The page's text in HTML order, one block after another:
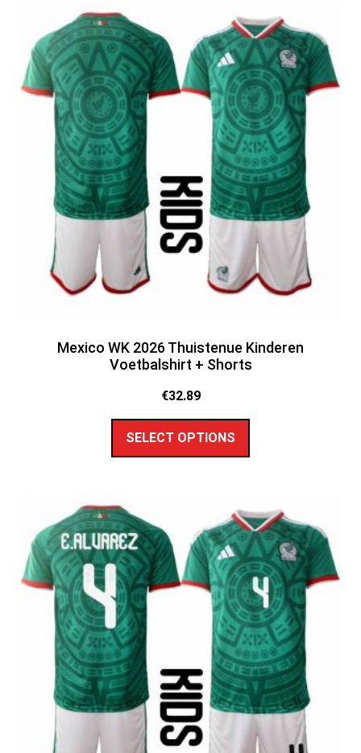
Mexico WK 2026 Thuistenue Kinderen
Voetbalshirt + Shorts
€32.89
SELECT OPTIONS